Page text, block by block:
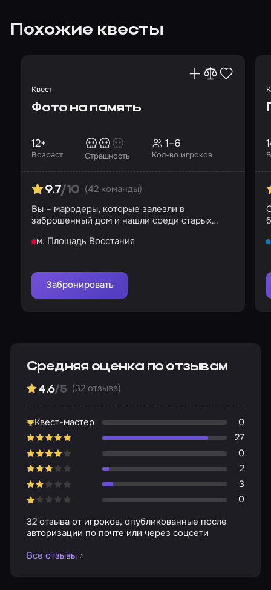
Похожие квесты
Квест
Фото на память
Возраст
12+
Страшность Кол-во игроков
1–6
9.7/10 (42 команды)
Вы – мародеры, которые залезли в
заброшенный дом и нашли среди старых
м. Площадь Восстания
Забронировать
Средняя оценка по отзывам
4.6/5 (32 отзыва)
Квест-мастер
0
27
0
2
3
0
32 отзыва от игроков, опубликованные после
авторизации по почте или через соцсети
Все отзывы